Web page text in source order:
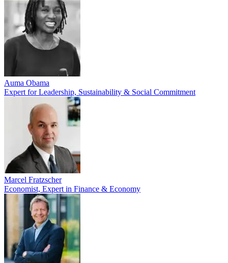
Auma Obama
Expert for Leadership, Sustainability & Social Commitment
Marcel Fratzscher
Economist, Expert in Finance & Economy